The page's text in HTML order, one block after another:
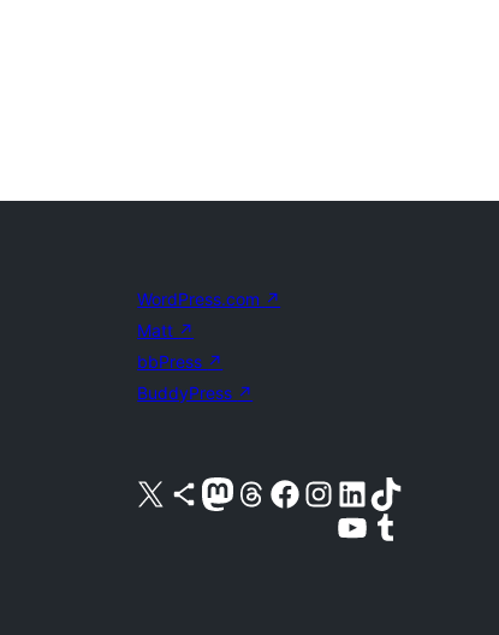
WordPress.com ↗
Matt ↗
bbPress ↗
BuddyPress ↗
Visit our X (formerly Twitter) account
Visit our Bluesky account
Visit our Mastodon account
Visit our Threads account
Visit our Facebook pageVisit our Instagram account
Visit our LinkedIn account
Visit our TikTok account
Näytä YouTube-kanavaVisit our Tumblr account